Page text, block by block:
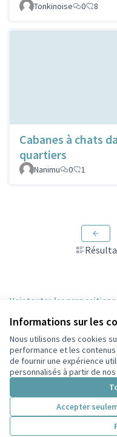
Informations sur les
Nous utilisons des cookies
performance et les
de fournir une expérience
personnalisés à partir de
Accepter
Tonkinoise
0 8
Cabanes à chats
quartiers
Nanimu
0 1
Voir toutes les propositions
Conditions d'utilisation
Paramètres des cookies
Participez Villeurbanne sur X
(Lien externe)
Participez Villeurbanne
ParticipezParticipez
(Lien externe)
Site réalisé grâce aulogiciel libre